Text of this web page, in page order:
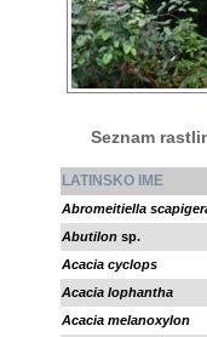
Seznam
LATINSKO IME
Abromeitiella
Abutilon sp.
Acacia cyclops
Acacia lophantha
Acacia melanoxylon